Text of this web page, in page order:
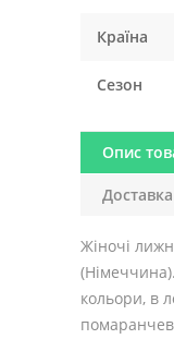
Країна
Сезон
Опис
Жіночі
кольори, в